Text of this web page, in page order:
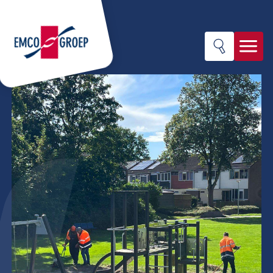
Werk
Ontwikkelen
Sociaal ondernemen
Over EMCO-groep
Ontwikkelen